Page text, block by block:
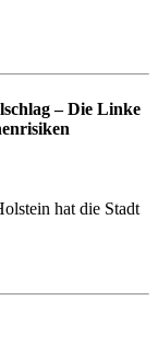
– Die Linke
hat die Stadt